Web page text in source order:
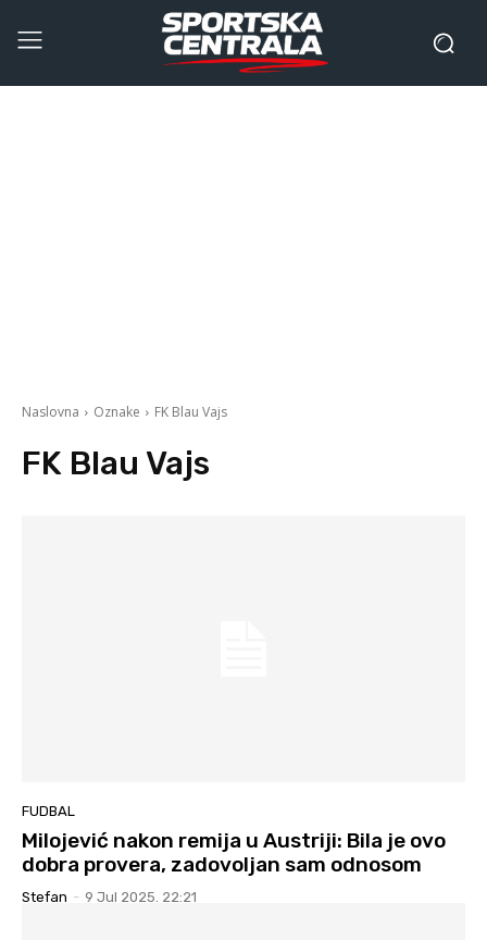
Naslovna Oznake FK Blau Vajs
FK Blau Vajs
FUDBAL
Milojević nakon remija u Austriji: Bila je ovo
dobra provera, zadovoljan sam odnosom
Stefan - 9 Jul 2025. 22:21